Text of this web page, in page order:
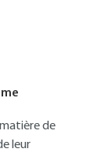
matière de
leur